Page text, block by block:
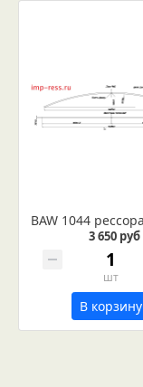
3 650 руб
шт
В корзину